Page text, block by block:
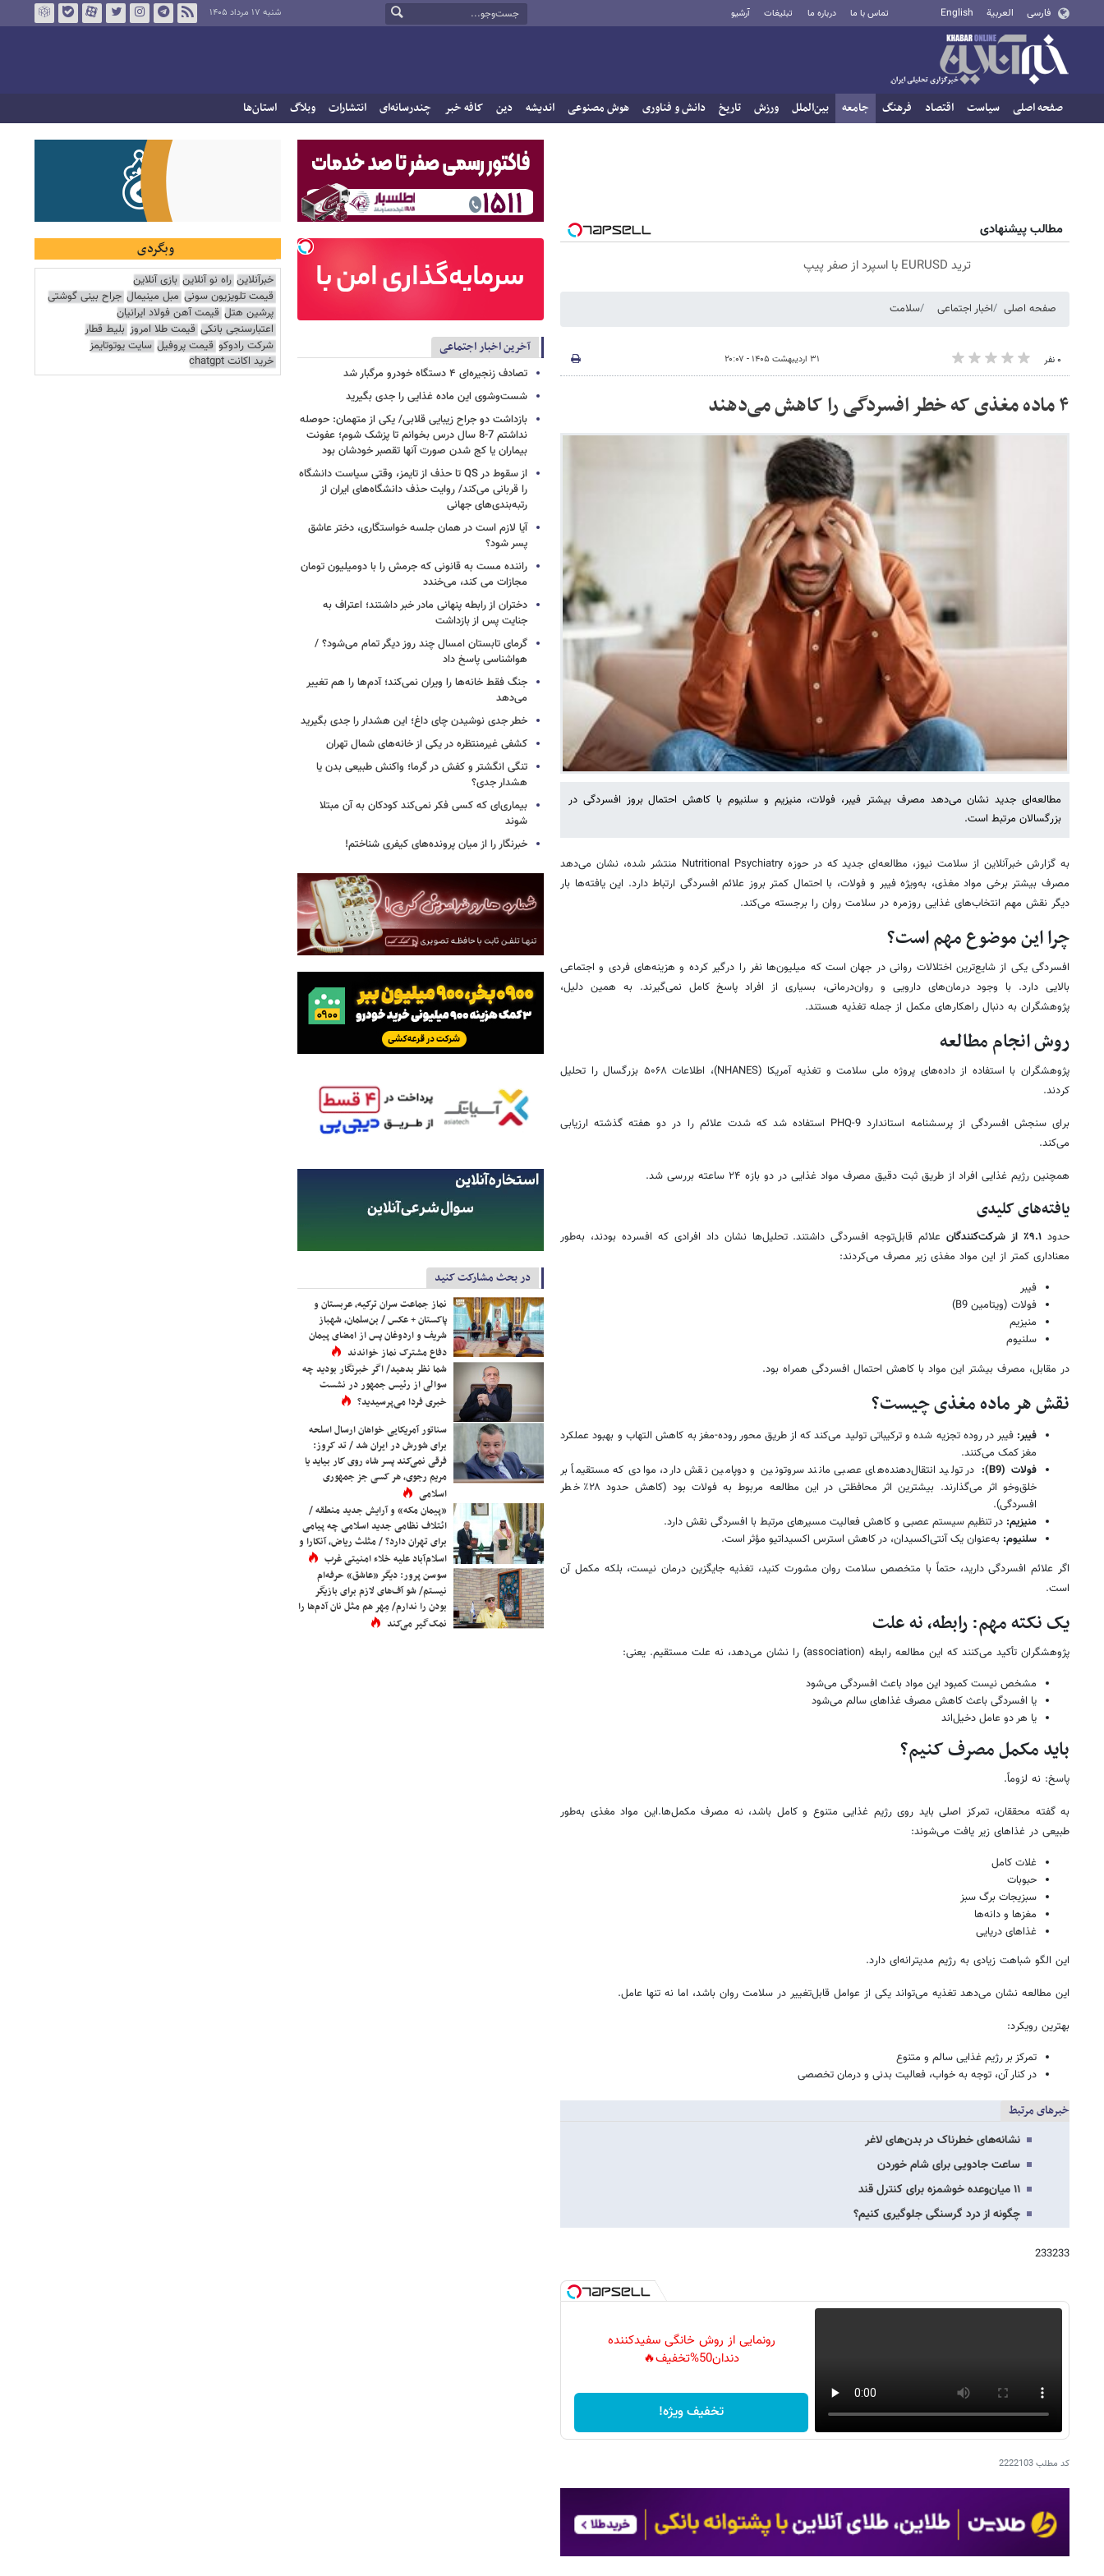
فارسی العربية English تماس با ما درباره ما تبلیغات آرشیو شنبه ۱۷ مرداد ۱۴۰۵
صفحه اصلی سیاست اقتصاد فرهنگ جامعه بین‌الملل ورزش تاریخ دانش و فناوری هوش مصنوعی اندیشه دین کافه خبر چندرسانه‌ای انتشارات وبلاگ استان‌ها
مطالب پیشنهادی
ترید EURUSD با اسپرد از صفر پیپ
صفحه اصلی اخبار اجتماعی سلامت
۰ نفر ۳۱ اردیبهشت ۱۴۰۵ - ۲۰:۰۷
۴ ماده مغذی که خطر افسردگی را کاهش می‌دهند
مطالعه‌ای جدید نشان می‌دهد مصرف بیشتر فیبر، فولات، منیزیم و سلنیوم با کاهش احتمال بروز افسردگی در
بزرگسالان مرتبط است.
به گزارش خبرآنلاین از سلامت نیوز، مطالعه‌ای جدید که در حوزه Nutritional Psychiatry منتشر شده، نشان می‌دهد
مصرف بیشتر برخی مواد مغذی، به‌ویژه فیبر و فولات، با احتمال کمتر بروز علائم افسردگی ارتباط دارد. این یافته‌ها بار
دیگر نقش مهم انتخاب‌های غذایی روزمره در سلامت روان را برجسته می‌کند.
چرا این موضوع مهم است؟
افسردگی یکی از شایع‌ترین اختلالات روانی در جهان است که میلیون‌ها نفر را درگیر کرده و هزینه‌های فردی و اجتماعی
بالایی دارد. با وجود درمان‌های دارویی و روان‌درمانی، بسیاری از افراد پاسخ کامل نمی‌گیرند. به همین دلیل،
پژوهشگران به دنبال راهکارهای مکمل از جمله تغذیه هستند.
روش انجام مطالعه
پژوهشگران با استفاده از داده‌های پروژه ملی سلامت و تغذیه آمریکا (NHANES)، اطلاعات ۵۰۶۸ بزرگسال را تحلیل
کردند.
برای سنجش افسردگی از پرسشنامه استاندارد PHQ-9 استفاده شد که شدت علائم را در دو هفته گذشته ارزیابی
می‌کند.
همچنین رژیم غذایی افراد از طریق ثبت دقیق مصرف مواد غذایی در دو بازه ۲۴ ساعته بررسی شد.
یافته‌های کلیدی
حدود ۹.۱٪ از شرکت‌کنندگان
علائم قابل‌توجه افسردگی داشتند. تحلیل‌ها نشان داد افرادی که افسرده بودند، به‌طور
معناداری کمتر از این مواد مغذی زیر مصرف می‌کردند:
فیبر
فولات (ویتامین B9)
منیزیم
سلنیوم
در مقابل، مصرف بیشتر این مواد با کاهش احتمال افسردگی همراه بود.
نقش هر ماده مغذی چیست؟
فیبر:فیبر در روده تجزیه شده و ترکیباتی تولید می‌کند که از طریق محور روده-مغز به کاهش التهاب و بهبود عملکرد
مغز کمک می‌کنند.
فولات (B9):
در تولید انتقال‌دهنده‌های عصبی مانند سروتونین و دوپامین نقش دارد، موادی که مستقیماً بر
خلق‌وخو اثر می‌گذارند. بیشترین اثر محافظتی در این مطالعه مربوط به فولات بود (کاهش حدود ۲۸٪ خطر
افسردگی).
منیزیم: در تنظیم سیستم عصبی و کاهش فعالیت مسیرهای مرتبط با افسردگی نقش دارد.
سلنیوم: به‌عنوان یک آنتی‌اکسیدان، در کاهش استرس اکسیداتیو مؤثر است.
اگر علائم افسردگی دارید، حتماً با متخصص سلامت روان مشورت کنید، تغذیه جایگزین درمان نیست، بلکه مکمل آن
است.
یک نکته مهم: رابطه، نه علت
پژوهشگران تأکید می‌کنند که این مطالعه رابطه (association) را نشان می‌دهد، نه علت مستقیم. یعنی:
مشخص نیست کمبود این مواد باعث افسردگی می‌شود
یا افسردگی باعث کاهش مصرف غذاهای سالم می‌شود
یا هر دو عامل دخیل‌اند
باید مکمل مصرف کنیم؟
پاسخ: نه لزوماً.
به گفته محققان، تمرکز اصلی باید روی رژیم غذایی متنوع و کامل باشد، نه مصرف مکمل‌ها.این مواد مغذی به‌طور
طبیعی در غذاهای زیر یافت می‌شوند:
غلات کامل
حبوبات
سبزیجات برگ سبز
مغزها و دانه‌ها
غذاهای دریایی
این الگو شباهت زیادی به رژیم مدیترانه‌ای دارد.
این مطالعه نشان می‌دهد تغذیه می‌تواند یکی از عوامل قابل‌تغییر در سلامت روان باشد، اما نه تنها عامل.
بهترین رویکرد:
تمرکز بر رژیم غذایی سالم و متنوع
در کنار آن، توجه به خواب، فعالیت بدنی و درمان تخصصی
خبرهای مرتبط
نشانه‌های خطرناک در بدن‌های لاغر
ساعت جادویی برای شام خوردن
۱۱ میان‌وعده خوشمزه برای کنترل قند
چگونه از درد گرسنگی جلوگیری کنیم؟
233233
رونمایی از روش خانگی سفیدکننده
دندان50%تخفیف🔥
تخفیف ویژه!
کد مطلب2222103
آخرین اخبار اجتماعی
تصادف زنجیره‌ای ۴ دستگاه خودرو مرگبار شد
شست‌وشوی این ماده غذایی را جدی بگیرید
بازداشت دو جراح زیبایی قلابی/ یکی از متهمان: حوصله
نداشتم 7-8 سال درس بخوانم تا پزشک شوم؛ عفونت
بیماران یا کج شدن صورت آنها تقصبر خودشان بود
از سقوط در QS تا حذف از تایمز، وقتی سیاست دانشگاه
را قربانی می‌کند/ روایت حذف دانشگاه‌های ایران از
رتبه‌بندی‌های جهانی
آیا لازم است در همان جلسه خواستگاری، دختر عاشق
پسر شود؟
راننده مست به قانونی که جرمش را با دومیلیون تومان
مجازات می کند، می‌خندد
دختران از رابطه پنهانی مادر خبر داشتند؛ اعتراف به
جنایت پس از بازداشت
گرمای تابستان امسال چند روز دیگر تمام می‌شود؟ /
هواشناسی پاسخ داد
جنگ فقط خانه‌ها را ویران نمی‌کند؛ آدم‌ها را هم تغییر
می‌دهد
خطر جدی نوشیدن چای داغ؛ این هشدار را جدی بگیرید
کشفی غیرمنتظره در یکی از خانه‌های شمال تهران
تنگی انگشتر و کفش در گرما؛ واکنش طبیعی بدن یا
هشدار جدی؟
بیماری‌ای که کسی فکر نمی‌کند کودکان به آن مبتلا
شوند
خبرنگار را از میان پرونده‌های کیفری شناختم!
در بحث مشارکت کنید
نماز جماعت سران ترکیه، عربستان و
پاکستان + عکس / بن‌سلمان، شهباز
شریف و اردوغان پس از امضای پیمان
دفاع مشترک نماز خواندند
شما نظر بدهید/ اگر خبرنگار بودید چه
سوالی از رئیس جمهور در نشست
خبری فردا می‌پرسیدید؟
سناتور آمریکایی خواهان ارسال اسلحه
برای شورش در ایران شد / تد کروز:
فرقی نمی‌کند پسر شاه روی کار بیاید یا
مریم رجوی، هر کسی جز جمهوری
اسلامی
«پیمان مکه» و آرایش جدید منطقه /
ائتلاف نظامی جدید اسلامی چه پیامی
برای تهران دارد؟ / مثلث ریاض، آنکارا و
اسلام‌آباد علیه خلاء امنیتی غرب
سوسن پرور: دیگر «عاشق» حرفه‌ام
نیستم/ شو آف‌های لازم برای بازیگر
بودن را ندارم/ مِهر هم مثل نان آدم‌ها را
نمک‌گیر می‌کند
وبگردی
خبرآنلاین راه نو آنلاین بازی آنلاین
قیمت تلویزیون سونی مبل مینیمال جراح بینی گوشتی
پرشین هتل قیمت آهن فولاد ایرانیان
اعتبارسنجی بانکی قیمت طلا امروز بلیط قطار
شرکت رادوکو قیمت پروفیل سایت یوتوتایمز
خرید اکانت chatgpt